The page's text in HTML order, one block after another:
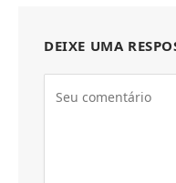
DEIXE UMA